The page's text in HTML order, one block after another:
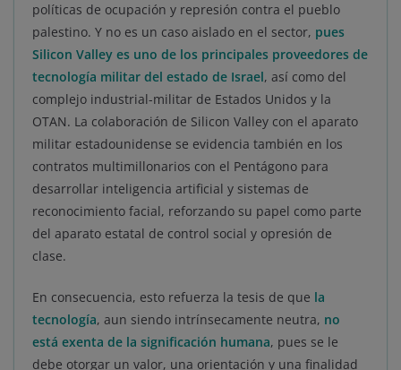
políticas de ocupación y represión contra el pueblo
palestino. Y no es un caso aislado en el sector, pues
Silicon Valley es uno de los principales proveedores de
tecnología militar del estado de Israel, así como del
complejo industrial-militar de Estados Unidos y la
OTAN. La colaboración de Silicon Valley con el aparato
militar estadounidense se evidencia también en los
contratos multimillonarios con el Pentágono para
desarrollar inteligencia artificial y sistemas de
reconocimiento facial, reforzando su papel como parte
del aparato estatal de control social y opresión de
clase.
En consecuencia, esto refuerza la tesis de que la
tecnología, aun siendo intrínsecamente neutra, no
está exenta de la significación humana, pues se le
debe otorgar un valor, una orientación y una finalidad